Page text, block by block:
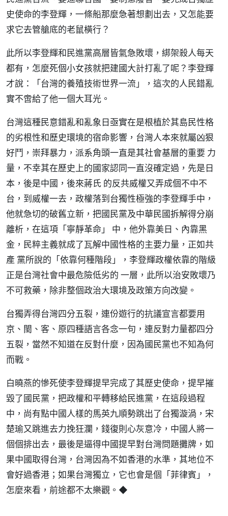
史使命的李登輝，一條船那麼急著想劃出去，又怎能要
求它去管艙底的老鼠橫行？
此所以李登輝和民進黨高層皆氣急敗壞，綁架殺人每天
都有，怎麼死個小女孩就把建國大計打亂了呢？李登輝
才說：「台灣的養殖技術世界一流」，這次的人民錯亂
實不啻給了他一個大耳光。
台灣這種民意錯亂和亂象日亟實在是根植於其島民性格
的劣根性和歷史環境的宿命影響，台灣人本來就屬凶狠
好鬥，崇拜暴力，派系角頭一直是其社會基層的重要 力
量，不幸其在歷史上的國家認同一直沒確定過，先是日
本，後是中國，後來蔣氏 的反共威權又弄成個不中不
台，到威權一去，政權落到台獨性極強的李登輝手中，
他就急切的破舊立新，把國民黨及中華民國拆解得分崩
離析，在這項「寧靜革命」 中，他外靠美日、內靠黑
金，民粹主義就成了瓦解中國性格的主要力量，正如共
產 黨所說的「依靠何種階段」，李登輝政權依靠的階級
正是台灣社會中最危險低劣的 一層，此所以治安敗壞乃
不可救藥，除非整個政治大環境及政策方向改變。
台獨弄得台灣四分五裂，連份遊行的抗議宣言都要用
京、閩、客、原四種語言各念一句，連反對力量都四分
五裂，當然不知道在反對什麼，因為國民黨也不知為何
而戰。
白曉燕的慘死使李登輝提早完成了其歷史使命，提早摧
毀了國民黨，把政權和平轉移給民進黨，在這段過程
中，尚有點中國人樣的馬英九順勢跳出了台獨漩渦，宋
楚瑜又跳進去力挽狂瀾，錢復則心灰意冷，中國人將一
個個排出去，最後是逼得中國提早對台灣問題攤牌，如
果中國取得台灣，台灣因為不如香港的水準，其地位不
會好過香港；如果台灣獨立，它也會是個「菲律賓」，
怎麼來看，前途都不太樂觀。◆